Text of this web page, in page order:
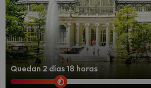
Quedan 2 días 18 horas